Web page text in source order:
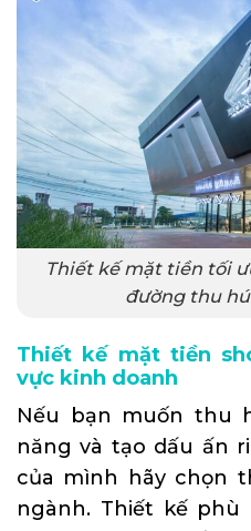
Thiết kế mặt tiền tối
đường thu
Thiết kế mặt tiền
vực kinh doanh
Nếu bạn muốn thu
năng và tạo dấu ấn
của mình hãy chọn
ngành. Thiết kế